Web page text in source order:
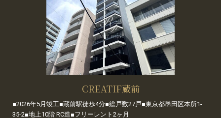
CREATIF蔵前
■2026年5月竣工■蔵前駅徒歩4分■総戸数27戸■東京都墨田区本所1-
35-2■地上10階 RC造■フリーレント2ヶ月